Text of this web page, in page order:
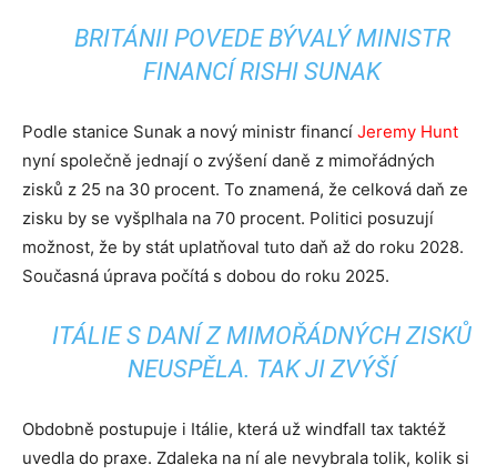
BRITÁNII POVEDE BÝVALÝ MINISTR
FINANCÍ RISHI SUNAK
Podle stanice Sunak a nový ministr financí Jeremy Hunt
nyní společně jednají o zvýšení daně z mimořádných
zisků z 25 na 30 procent. To znamená, že celková daň ze
zisku by se vyšplhala na 70 procent. Politici posuzují
možnost, že by stát uplatňoval tuto daň až do roku 2028.
Současná úprava počítá s dobou do roku 2025.
ITÁLIE S DANÍ Z MIMOŘÁDNÝCH ZISKŮ
NEUSPĚLA. TAK JI ZVÝŠÍ
Obdobně postupuje i Itálie, která už windfall tax taktéž
uvedla do praxe. Zdaleka na ní ale nevybrala tolik, kolik si